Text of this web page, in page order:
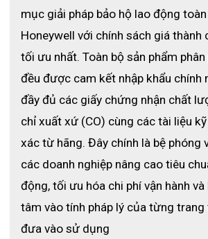
mục giải pháp bảo hộ lao động
Honeywell với chính sách giá thành
tối ưu nhất. Toàn bộ sản phẩm phân
đều được cam kết nhập khẩu chính
đầy đủ các giấy chứng nhận chất
chỉ xuất xứ (CO) cùng các tài liệu
xác từ hãng. Đây chính là bệ phóng
các doanh nghiệp nâng cao tiêu
động, tối ưu hóa chi phí vận hành và
tâm vào tính pháp lý của từng
đưa vào sử dụng